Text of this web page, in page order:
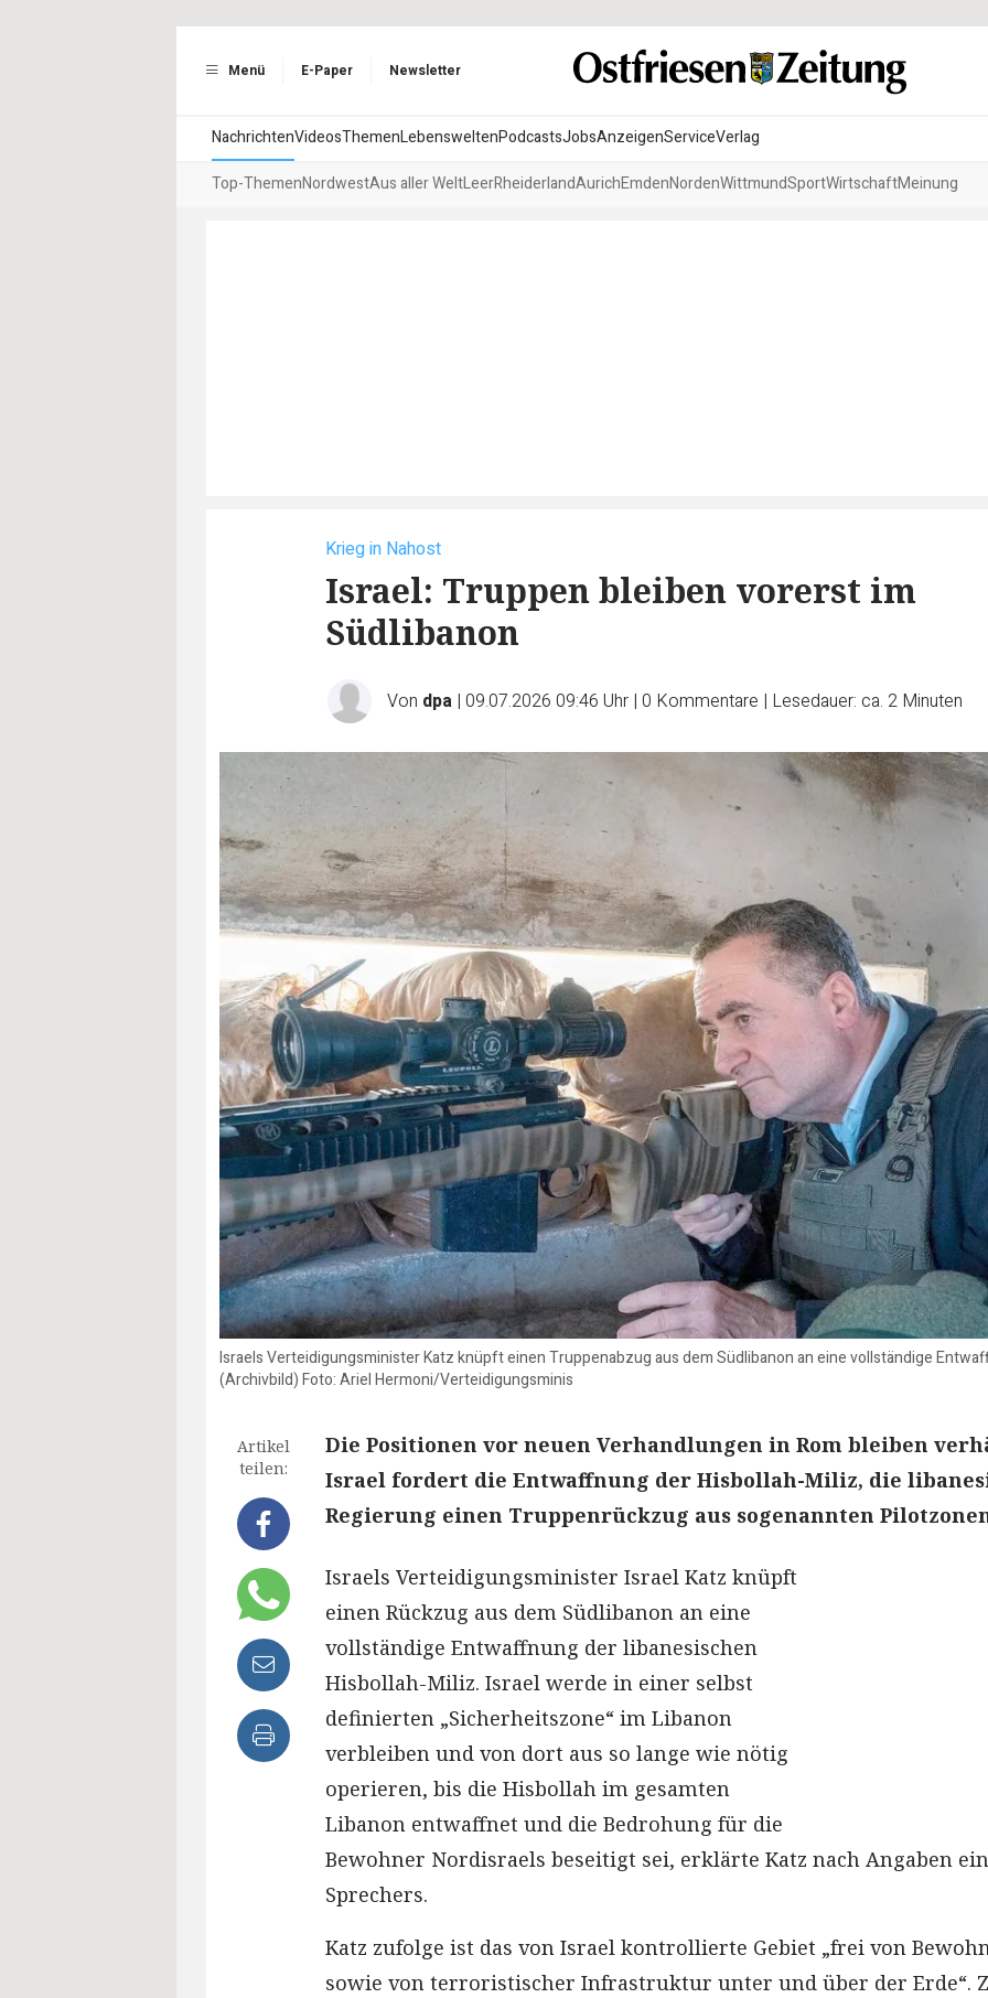
Menü E-Paper Newsletter
NachrichtenVideosThemenLebensweltenPodcastsJobsAnzeigenServiceVerlag
Top-ThemenNordwestAus aller WeltLeerRheiderlandAurichEmdenNordenWittmundSportWirtschaftMeinung
Krieg in Nahost
Israel: Truppen bleiben vorerst im
Südlibanon
Von dpa | 09.07.2026 09:46 Uhr | 0 Kommentare | Lesedauer: ca. 2 Minuten
Israels Verteidigungsminister Katz knüpft einen Truppenabzug aus dem Südlibanon an eine vollständige
(Archivbild) Foto: Ariel Hermoni/Verteidigungsminis
Artikel
teilen:
Die Positionen vor neuen Verhandlungen in Rom bleiben
Israel fordert die Entwaffnung der Hisbollah-Miliz, die
Regierung einen Truppenrückzug aus sogenannten
Israels Verteidigungsminister Israel Katz knüpft
einen Rückzug aus dem Südlibanon an eine
vollständige Entwaffnung der libanesischen
Hisbollah-Miliz. Israel werde in einer selbst
definierten „Sicherheitszone“ im Libanon
verbleiben und von dort aus so lange wie nötig
operieren, bis die Hisbollah im gesamten
Libanon entwaffnet und die Bedrohung für die
Bewohner Nordisraels beseitigt sei, erklärte Katz nach Angaben
Sprechers.
Katz zufolge ist das von Israel kontrollierte Gebiet „frei von
sowie von terroristischer Infrastruktur unter und über der Erde“.